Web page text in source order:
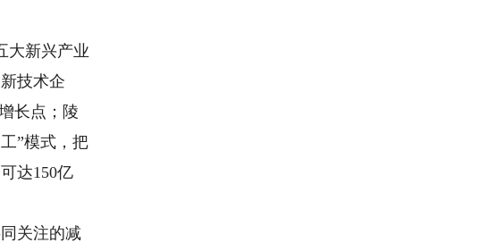
大新兴产业
技术企
长点；陵
”模式，把
达150亿
关注的减